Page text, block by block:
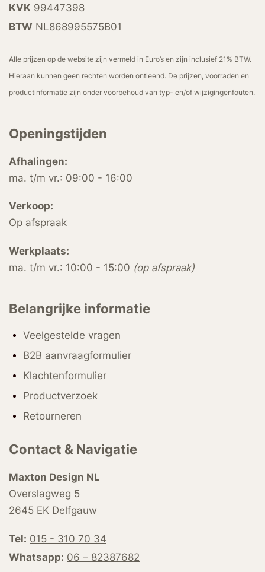
KVK 99447398
BTW NL868995575B01
Alle prijzen op de website zijn vermeld in Euro’s en zijn inclusief 21% BTW.
Hieraan kunnen geen rechten worden ontleend. De prijzen, voorraden en
productinformatie zijn onder voorbehoud van typ- en/of wijzigingenfouten.
Openingstijden
Afhalingen:
ma. t/m vr.: 09:00 - 16:00
Verkoop:
Op afspraak
Werkplaats:
ma. t/m vr.: 10:00 - 15:00 (op afspraak)
Belangrijke informatie
Veelgestelde vragen
B2B aanvraagformulier
Klachtenformulier
Productverzoek
Retourneren
Contact & Navigatie
Maxton Design NL
Overslagweg 5
2645 EK Delfgauw
Tel: 015 - 310 70 34
Whatsapp: 06 – 82387682